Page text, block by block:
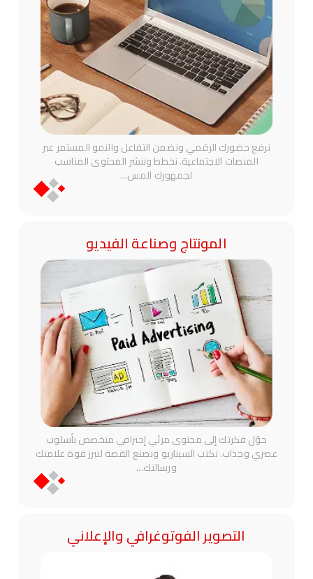
نرفع حضورك الرقمي ونضمن التفاعل والنمو المستمر عبر
المنصات الاجتماعية. نخطط وننشر المحتوى المناسب
لجمهورك المس...
المونتاج وصناعة الفيديو
حوّل فكرتك إلى محتوى مرئي إحترافي متخصص بأسلوب
عصري وجذاب. نكتب السيناريو ونصنع القصة لنبرز قوة علامتك
ورسالتك...
التصوير الفوتوغرافي والإعلاني